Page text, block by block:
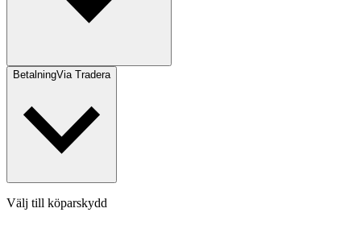
BetalningVia Tradera
Välj till köparskydd